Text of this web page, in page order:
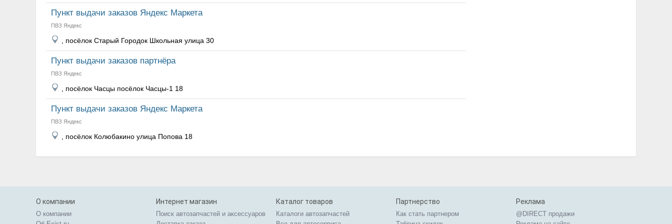
Пункт выдачи заказов Яндекс Маркета
ПВЗ Яндекс
, посёлок Старый Городок Школьная улица 30
Пункт выдачи заказов партнёра
ПВЗ Яндекс
, посёлок Часцы посёлок Часцы-1 18
Пункт выдачи заказов Яндекс Маркета
ПВЗ Яндекс
, посёлок Колюбакино улица Попова 18
О компании
О компании
Интернет магазин
Поиск автозапчастей и аксессуаров
Каталог товаров
Каталоги автозапчастей
Партнерство
Как стать партнером
Реклама
@DIRECT продажи